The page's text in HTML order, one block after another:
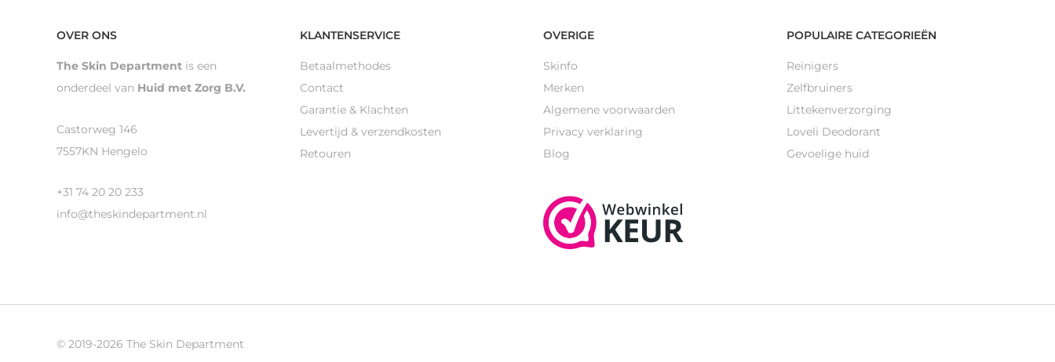
OVER ONS
The Skin Department is een
onderdeel van Huid met Zorg B.V.
Castorweg 146
7557KN Hengelo
+31 74 20 20 233
info@theskindepartment.nl
KLANTENSERVICE
Betaalmethodes
Contact
Garantie & Klachten
Levertijd & verzendkosten
Retouren
OVERIGE
Skinfo
Merken
Algemene voorwaarden
Privacy verklaring
Blog
POPULAIRE CATEGORIEËN
Reinigers
Zelfbruiners
Littekenverzorging
Loveli Deodorant
Gevoelige huid
© 2019-2026 The Skin Department